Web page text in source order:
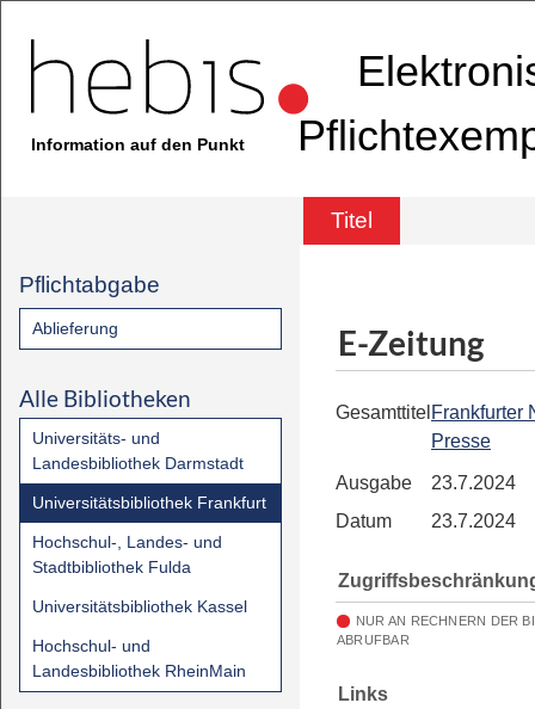
Information auf den Punkt
Titel
Pflichtabgabe
Ablieferung
Alle Bibliotheken
Universitäts- und
Landesbibliothek Darmstadt
Universitätsbibliothek Frankfurt
Hochschul-, Landes- und
Stadtbibliothek Fulda
Universitätsbibliothek Kassel
Hochschul- und
Landesbibliothek RheinMain
E-Zeitung
Gesamttitel Frankfurter
Presse
Ausgabe
23.7.2024
Datum
23.7.2024
NUR AN RECHNERN DER
ABRUFBAR
Links